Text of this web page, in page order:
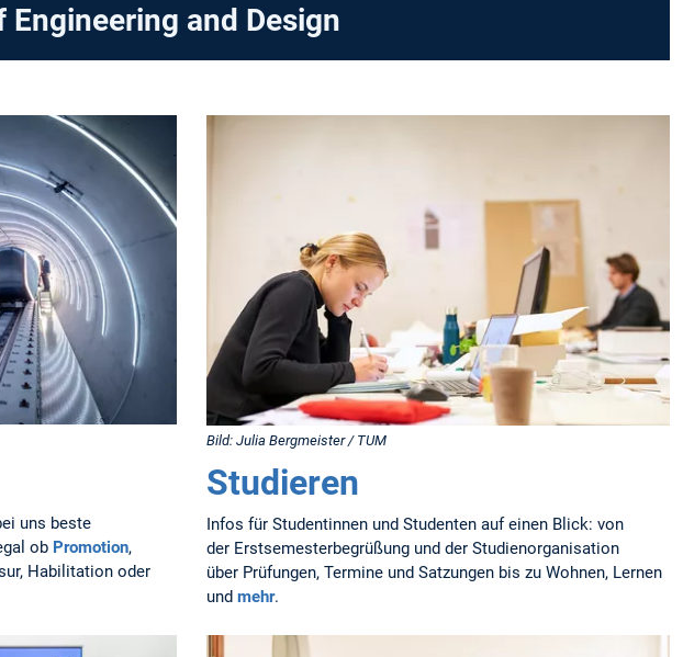
and Design
uns beste
ob Promotion,
Habilitation oder
Bild: Julia Bergmeister / TUM
Studieren
Infos für Studentinnen und Studenten auf einen Blick: von
der Erstsemesterbegrüßung und der Studienorganisation
über Prüfungen, Termine und Satzungen bis zu Wohnen, Lernen
und mehr.